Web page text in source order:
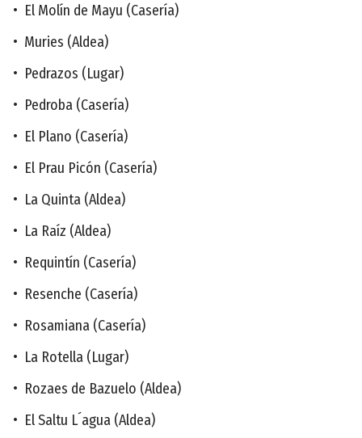
• El Molín de Mayu (Casería)
• Muries (Aldea)
• Pedrazos (Lugar)
• Pedroba (Casería)
• El Plano (Casería)
• El Prau Picón (Casería)
• La Quinta (Aldea)
• La Raíz (Aldea)
• Requintín (Casería)
• Resenche (Casería)
• Rosamiana (Casería)
• La Rotella (Lugar)
• Rozaes de Bazuelo (Aldea)
• El Saltu L´agua (Aldea)